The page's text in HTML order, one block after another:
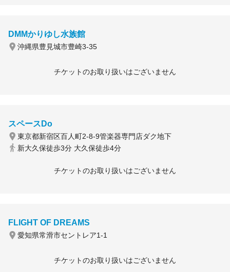
DMMかりゆし水族館
沖縄県豊見城市豊崎3-35
チケットのお取り扱いはございません
スペースDo
東京都新宿区百人町2-8-9管楽器専門店ダク地下
新大久保徒歩3分 大久保徒歩4分
チケットのお取り扱いはございません
FLIGHT OF DREAMS
愛知県常滑市セントレア1-1
チケットのお取り扱いはございません